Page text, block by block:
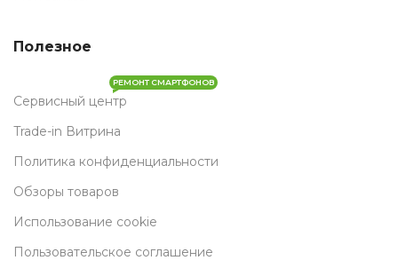
Полезное
Сервисный центр
РЕМОНТ СМАРТФОНОВ
Trade-in Витрина
Политика конфиденциальности
Обзоры товаров
Использование cookie
Пользовательское соглашение